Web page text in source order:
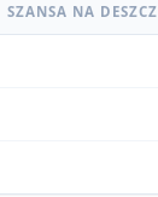
SZANSA NA DESZCZ